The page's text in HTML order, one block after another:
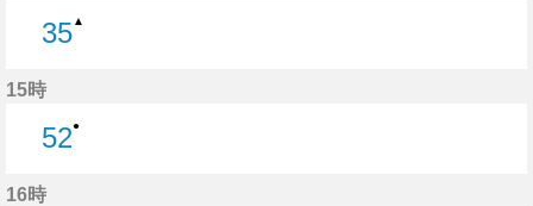
35▲
15時
52●
16時